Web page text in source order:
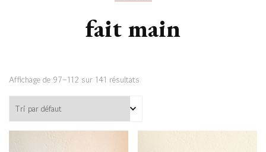
fait main
Affichage de 97–112 sur 141 résultats